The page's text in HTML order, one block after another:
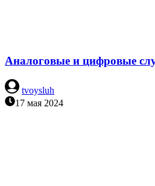
​Аналоговые и цифровые
tvoysluh
17 мая 2024